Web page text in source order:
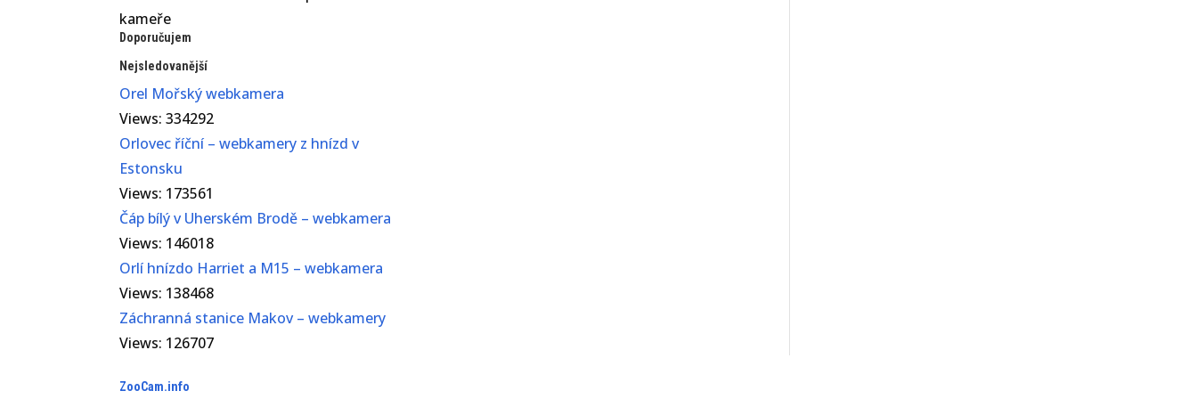
kameře
Doporučujem
Nejsledovanější
Orel Mořský webkamera
Views: 334292
Orlovec říční – webkamery z hnízd v
Estonsku
Views: 173561
Čáp bílý v Uherském Brodě – webkamera
Views: 146018
Orlí hnízdo Harriet a M15 – webkamera
Views: 138468
Záchranná stanice Makov – webkamery
Views: 126707
ZooCam.info